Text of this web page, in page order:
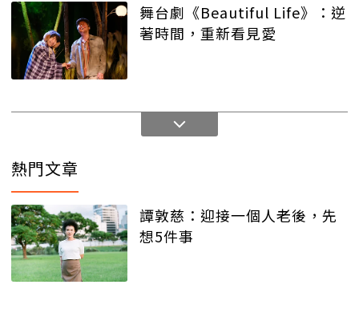
舞台劇《Beautiful Life》：逆
著時間，重新看見愛
熱門文章
譚敦慈：迎接一個人老後，先
想5件事